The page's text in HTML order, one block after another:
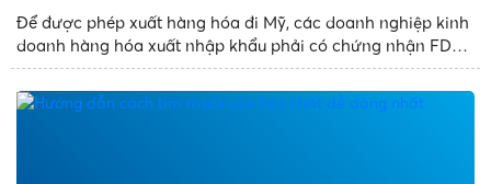
Để được phép xuất hàng hóa đi Mỹ, các doanh nghiệp kinh
doanh hàng hóa xuất nhập khẩu phải có chứng nhận FDA.
Quy định này được đặt ra nhằm mục đích gì và tiêu chuẩn
đánh giá chứng nhận FDA được quy định ra sao? Vài nét
về...